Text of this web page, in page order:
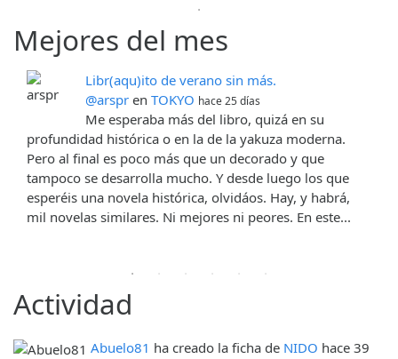
Mejores del mes
Libr(aqu)ito de verano sin más.
@arspr en TOKYO hace 25 días
Me esperaba más del libro, quizá en su
profundidad histórica o en la de la yakuza moderna.
Pero al final es poco más que un decorado y que
tampoco se desarrolla mucho. Y desde luego los que
esperéis una novela histórica, olvidáos. Hay, y habrá,
mil novelas similares. Ni mejores ni peores. En este...
Actividad
Abuelo81 ha creado la ficha de NIDO hace 39